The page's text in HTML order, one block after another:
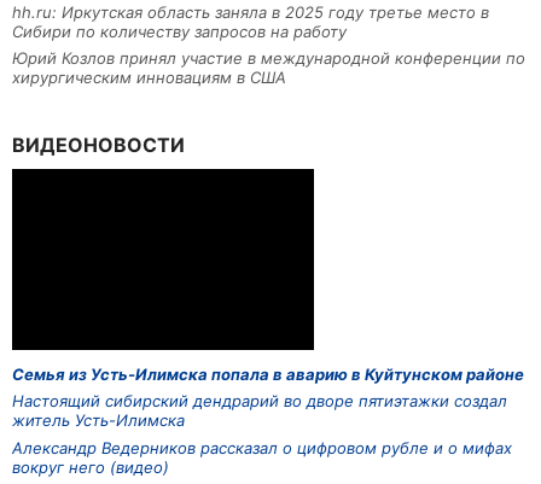
hh.ru: Иркутская область заняла в 2025 году третье место в
Сибири по количеству запросов на работу
Юрий Козлов принял участие в международной конференции по
хирургическим инновациям в США
ВИДЕОНОВОСТИ
Семья из Усть-Илимска попала в аварию в Куйтунском районе
Настоящий сибирский дендрарий во дворе пятиэтажки создал
житель Усть-Илимска
Александр Ведерников рассказал о цифровом рубле и о мифах
вокруг него (видео)